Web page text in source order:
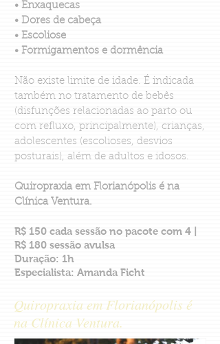
• Enxaquecas
• Dores de cabeça
• Escoliose
• Formigamentos e dormência
Não existe limite de idade. É indicada
também no tratamento de bebês
(disfunções relacionadas ao parto ou
com refluxo, principalmente), crianças,
adolescentes (escolioses, desvios
posturais), além de adultos e idosos.
Quiropraxia em Florianópolis é na
Clínica Ventura.
R$ 150 cada sessão no pacote com 4 |
R$ 180 sessão avulsa
Duração: 1h
Especialista: Amanda Ficht
Quiropraxia em Florianópolis é
na Clínica Ventura.